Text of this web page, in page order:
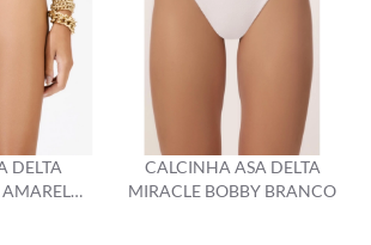
DELTA
CALCINHA ASA DELTA
MIRACLE BOBBY BRANCO